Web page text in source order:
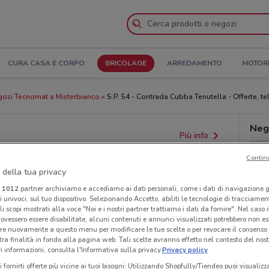
CURA CASA E CORPO BRICOLAGE ARREDAMENTO MOTORI
Tecnomat a Misterbianco S.P. 54 - Contrada Cubba Tenutella - Offerte,
Più info
della tua privacy
1012partner archiviamo e accediamo ai dati personali, come i dati di navigazione
sul tuo dispositivo. Selezionando Accetto, abiliti le tecnologie di
scopi mostrati alla voce "Noi e i nostri partner trattiamo i dati da fornire". Nel caso
essere disabilitate, alcuni contenuti e annunci visualizzati potrebbero non
nuovamente a questo menu per modificare le tue scelte o per revocare il
finalità in fondo alla pagina web. Tali scelte avranno effetto nel contesto del
informazioni, consulta l'Informativa sulla privacy.Privacy policy
fornirti offerte più vicine ai tuoi bisogni: Utilizzando Shopfully/Tiendeo puoi